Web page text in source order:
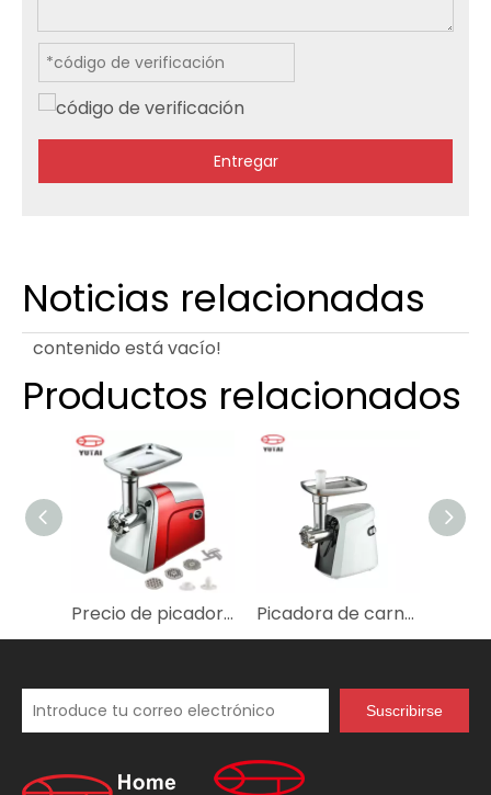
Entregar
Noticias relacionadas
contenido está vacío!
Productos relacionados
Precio de picadora de carne de cocina eléctrica casera. Picadora de carne de escritorio para el hogar/máquina picadora de carne
Suscribirse